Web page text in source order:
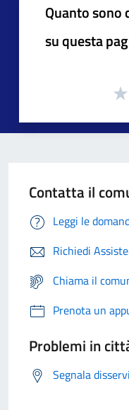
Quanto sono
su questa
Contatta il
Leggi le
Richiedi
Chiama il
Prenota un
Problemi in
Segnala